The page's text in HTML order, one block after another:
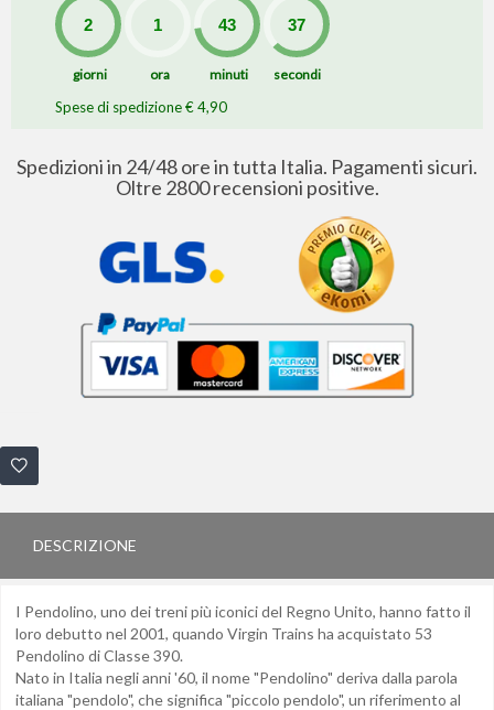
giorni ora minuti secondi
Spese di spedizione € 4,90
Spedizioni in 24/48 ore in tutta Italia. Pagamenti sicuri.
Oltre 2800 recensioni positive.
DESCRIZIONE
I Pendolino, uno dei treni più iconici del Regno Unito, hanno fatto il
loro debutto nel 2001, quando Virgin Trains ha acquistato 53
Pendolino di Classe 390.
Nato in Italia negli anni '60, il nome "Pendolino" deriva dalla parola
italiana "pendolo", che significa "piccolo pendolo", un riferimento al